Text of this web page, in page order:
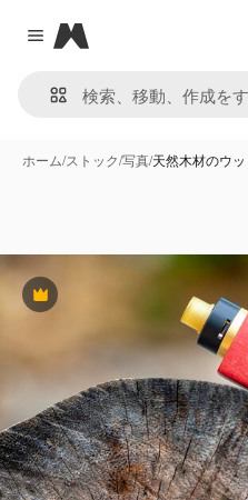
Close menu
Magnific
ホーム/ストック/写真/天然木材のウ
Premium